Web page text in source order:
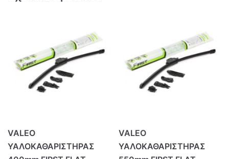
VALEO
ΥΑΛΟΚΑΘΑΡΙΣΤΗΡΑΣ
VALEO
ΥΑΛΟΚΑΘΑΡΙΣΤΗΡΑΣ